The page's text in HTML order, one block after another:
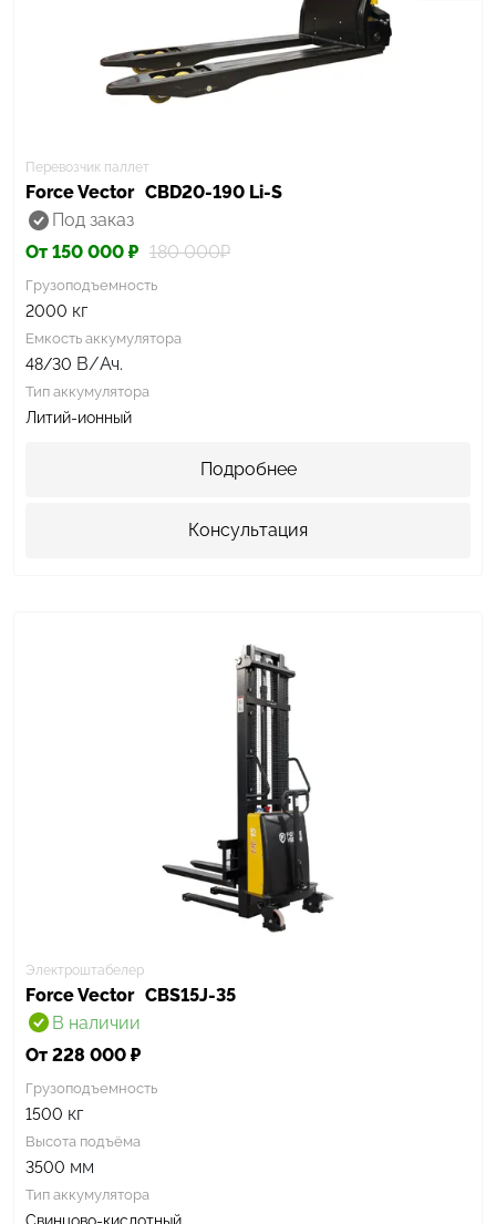
Перевозчик паллет
Force Vector CBD20-190 Li-S
Под заказ
От 150 000 ₽ 180 000₽
Грузоподъемность
2000 кг
Емкость аккумулятора
48/30 В/Ач.
Тип аккумулятора
Литий-ионный
Подробнее
Консультация
Электроштабелер
Force Vector CBS15J-35
В наличии
От 228 000 ₽
Грузоподъемность
1500 кг
Высота подъёма
3500 мм
Тип аккумулятора
Свинцово-кислотный